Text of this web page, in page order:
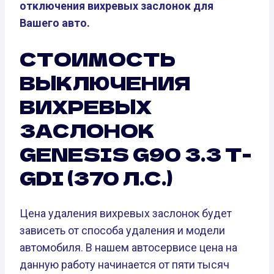
отключения вихревых заслонок для
Вашего авто.
СТОИМОСТЬ
ВЫКЛЮЧЕНИЯ
ВИХРЕВЫХ
ЗАСЛОНОК
GENESIS G90 3.3 T-
GDI (370 Л.С.)
Цена удаления вихревых заслонок будет
зависеть от способа удаления и модели
автомобиля. В нашем автосервисе цена на
данную работу начинается от пяти тысяч